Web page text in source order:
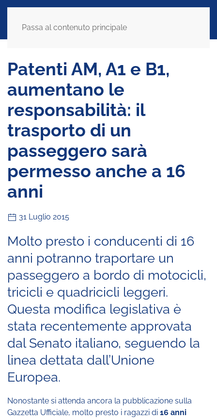
Passa al contenuto principale
Patenti AM, A1 e B1,
aumentano le
responsabilità: il
trasporto di un
passeggero sarà
permesso anche a 16
anni
31 Luglio 2015
Molto presto i conducenti di 16
anni potranno traportare un
passeggero a bordo di motocicli,
tricicli e quadricicli leggeri.
Questa modifica legislativa è
stata recentemente approvata
dal Senato italiano, seguendo la
linea dettata dall’Unione
Europea.
Nonostante si attenda ancora la pubblicazione sulla
Gazzetta Ufficiale, molto presto i ragazzi di 16 anni